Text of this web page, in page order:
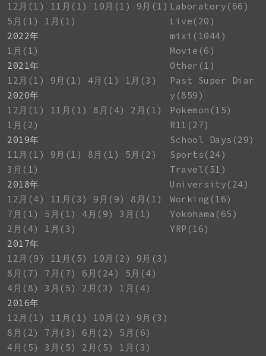
12月(1)
11月(1) 10月(1)
9月(1)
5月(1)
1月(1)
2022年
1月(1)
2021年
12月(1)
9月(1) 4月(1)
1月(3)
2020年
12月(1)
11月(1) 8月(4)
2月(1)
1月(2)
2019年
11月(1)
9月(1) 8月(1)
5月(2)
3月(1)
2018年
12月(4)
11月(3) 9月(9)
8月(1)
7月(1)
5月(1) 4月(9)
3月(1)
2月(4)
1月(3)
2017年
12月(9)
11月(5) 10月(2)
9月(3)
8月(7)
7月(7) 6月(24)
5月(4)
4月(8)
3月(5) 2月(3)
1月(4)
2016年
12月(1)
11月(1) 10月(2)
9月(3)
8月(2)
7月(3) 6月(2)
5月(6)
4月(5)
3月(5) 2月(5)
1月(3)
Laboratory(66)
Live(20)
mixi(1044)
Movie(6)
Other(1)
Past Super Diar
y(859)
Pokemon(15)
R11(27)
School Days(29)
Sports(24)
Travel(51)
University(24)
Working(16)
Yokohama(65)
YRP(16)